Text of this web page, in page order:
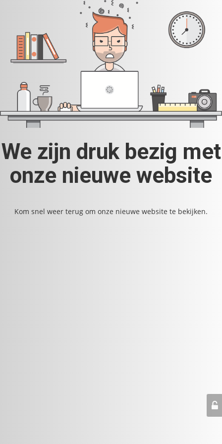
We zijn druk bezig met
onze nieuwe website
Kom snel weer terug om onze nieuwe website te bekijken.